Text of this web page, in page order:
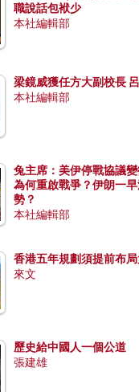
職說話包袱少
本社編輯部
梁鏡威獲任方大副校長
本社編輯部
兔主席：美伊停戰協議
為何重啟戰爭？伊朗一
勢？
本社編輯部
香港五年規劃須提前布
來文
歷史給中國人一個公道
張建雄